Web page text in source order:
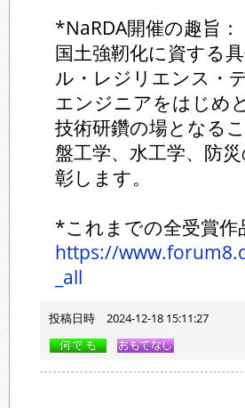
*NaRDA開催の趣旨：
国土強靭化に資する
ル・レジリエンス・
エンジニアをはじめ
技術研鑽の場となる
盤工学、水工学、防
彰します。
*これまでの全受賞作
https://
_all
投稿日時 2024-12-18 15:11:27